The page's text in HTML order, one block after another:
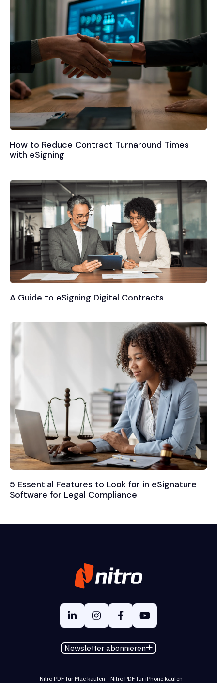
How to Reduce Contract Turnaround Times
with eSigning
A Guide to eSigning Digital Contracts
5 Essential Features to Look for in eSignature
Software for Legal Compliance
Newsletter abonnieren
Nitro PDF für Mac kaufen Nitro PDF für iPhone kaufen